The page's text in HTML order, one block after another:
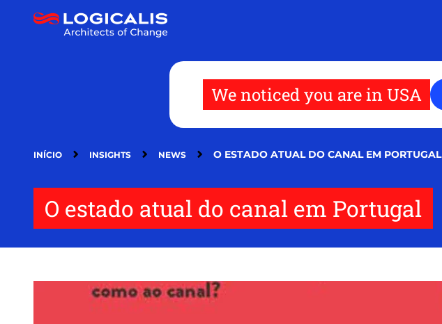
We noticed you are in USA
INÍCIO INSIGHTS NEWS O ESTADO ATUAL DO CANAL EM PORTUGAL
O estado atual do canal em Portugal